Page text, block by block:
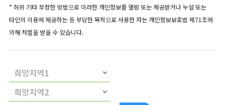
* 허위 기타 부정한 방법으로 이러한 개인정보를 열람 또는 제공받거나 누설 또는
타인의 이용에 제공하는 등 부당한 목적으로 사용한 자는 개인정보보호법 제71조에
의해 처벌을 받을 수 있습니다.